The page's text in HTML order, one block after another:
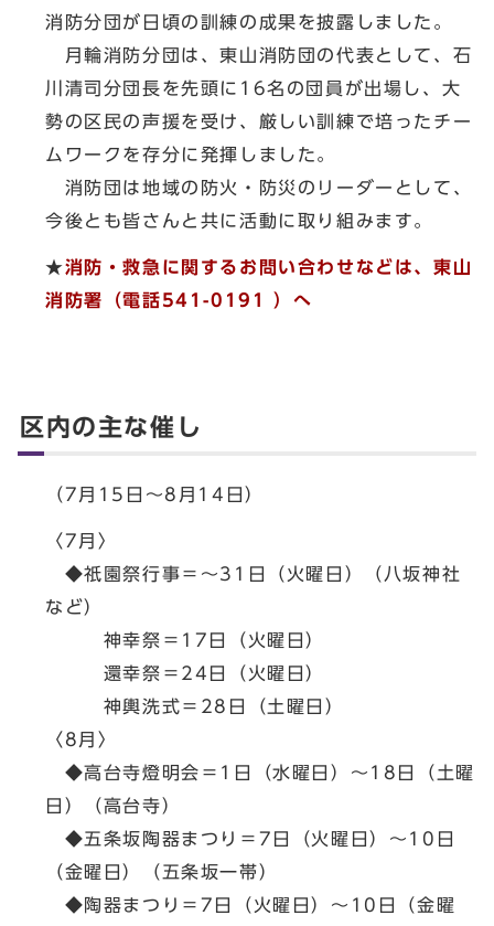
消防分団が日頃の訓練の成果を披露しました。
月輪消防分団は、東山消防団の代表として、石
川清司分団長を先頭に16名の団員が出場し、大
勢の区民の声援を受け、厳しい訓練で培ったチー
ムワークを存分に発揮しました。
消防団は地域の防火・防災のリーダーとして、
今後とも皆さんと共に活動に取り組みます。
★消防・救急に関するお問い合わせなどは、東山
消防署（電話541-0191 ）へ
区内の主な催し
（7月15日～8月14日）
〈7月〉
◆祇園祭行事＝～31日（火曜日）（八坂神社
など）
神幸祭＝17日（火曜日）
還幸祭＝24日（火曜日）
神輿洗式＝28日（土曜日）
〈8月〉
◆高台寺燈明会＝1日（水曜日）～18日（土曜
日）（高台寺）
◆五条坂陶器まつり＝7日（火曜日）～10日
（金曜日）（五条坂一帯）
◆陶器まつり＝7日（火曜日）～10日（金曜